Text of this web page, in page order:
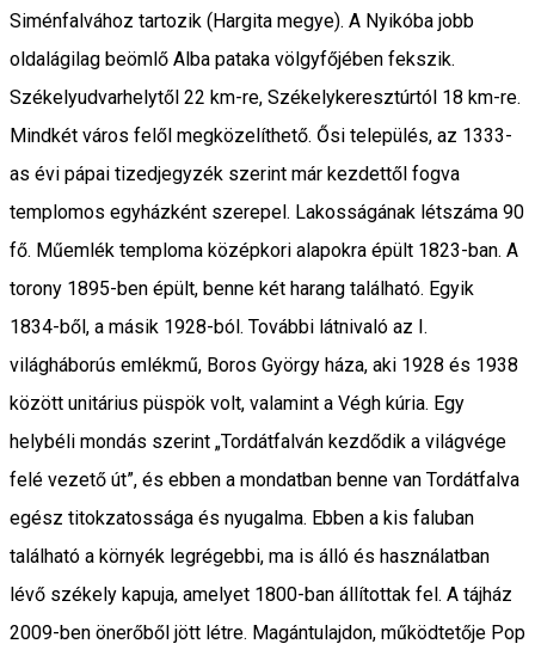
Siménfalvához tartozik (Hargita megye). A Nyikóba jobb
oldalágilag beömlő Alba pataka völgyfőjében fekszik.
Székelyudvarhelytől 22 km-re, Székelykeresztúrtól 18 km-re.
Mindkét város felől megközelíthető. Ősi település, az 1333-
as évi pápai tizedjegyzék szerint már kezdettől fogva
templomos egyházként szerepel. Lakosságának létszáma 90
fő. Műemlék temploma középkori alapokra épült 1823-ban. A
torony 1895-ben épült, benne két harang található. Egyik
1834-ből, a másik 1928-ból. További látnivaló az I.
világháborús emlékmű, Boros György háza, aki 1928 és 1938
között unitárius püspök volt, valamint a Végh kúria. Egy
helybéli mondás szerint „Tordátfalván kezdődik a világvége
felé vezető út”, és ebben a mondatban benne van Tordátfalva
egész titokzatossága és nyugalma. Ebben a kis faluban
található a környék legrégebbi, ma is álló és használatban
lévő székely kapuja, amelyet 1800-ban állítottak fel. A tájház
2009-ben önerőből jött létre. Magántulajdon, működtetője Pop